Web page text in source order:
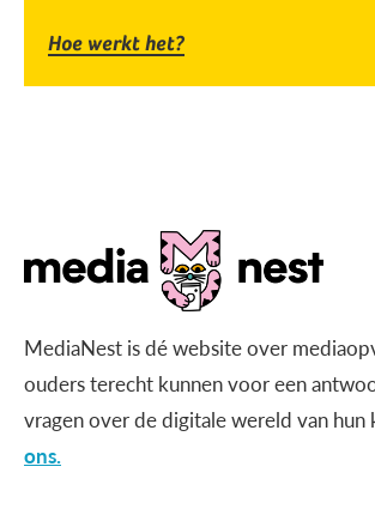
Hoe werkt het?
MediaNest is dé website over
ouders terecht kunnen voor een
vragen over de digitale wereld van hun
ons.